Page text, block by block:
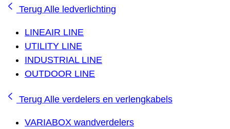
Terug Alle ledverlichting
LINEAIR LINE
UTILITY LINE
INDUSTRIAL LINE
OUTDOOR LINE
Terug Alle verdelers en verlengkabels
VARIABOX wandverdelers